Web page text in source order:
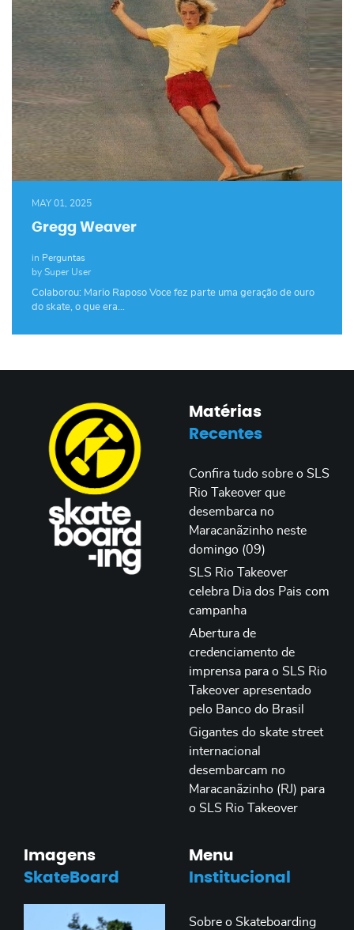
MAY 01, 2025
Gregg Weaver
in Perguntas
by Super User
Colaborou: Mario Raposo Voce fez parte uma geração de ouro
do skate, o que era…
Matérias
Recentes
Confira tudo sobre o SLS
Rio Takeover que
desembarca no
Maracanãzinho neste
domingo (09)
SLS Rio Takeover
celebra Dia dos Pais com
campanha
Abertura de
credenciamento de
imprensa para o SLS Rio
Takeover apresentado
pelo Banco do Brasil
Gigantes do skate street
internacional
desembarcam no
Maracanãzinho (RJ) para
o SLS Rio Takeover
Imagens
SkateBoard
Menu
Institucional
Sobre o Skateboarding